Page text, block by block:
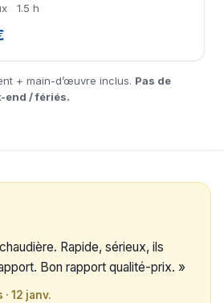
1.5 h
+ main-d’œuvre inclus. Pas de
end / fériés.
Rapide, sérieux, ils
Bon rapport qualité-prix. »
· 12 janv.